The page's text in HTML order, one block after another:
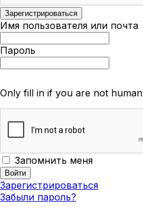
Имя пользователя или почта
Пароль
Only fill in if you are not human
Запомнить меня
Зарегистрироваться
Забыли пароль?